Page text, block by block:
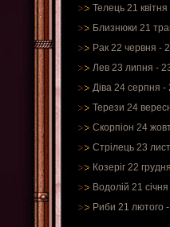
Телець 21
Близнюки 21
Рак 22 червня -
Лев 23 липня -
Діва 24 серпня -
Терези 24
Скорпіон 24
Стрілець 23
Козеріг 22
Водолій 21
Риби 21 лютого